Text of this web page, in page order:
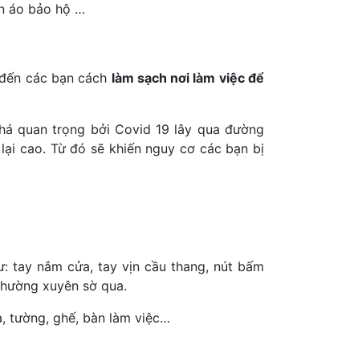
áo bảo hộ …
các bạn cách làm sạch nơi làm việc để
quan trọng bởi Covid 19 lây qua đường
cao. Từ đó sẽ khiến nguy cơ các bạn bị
tay nắm cửa, tay vịn cầu thang, nút bấm
xuyên sờ qua.
tường, ghế, bàn làm việc…